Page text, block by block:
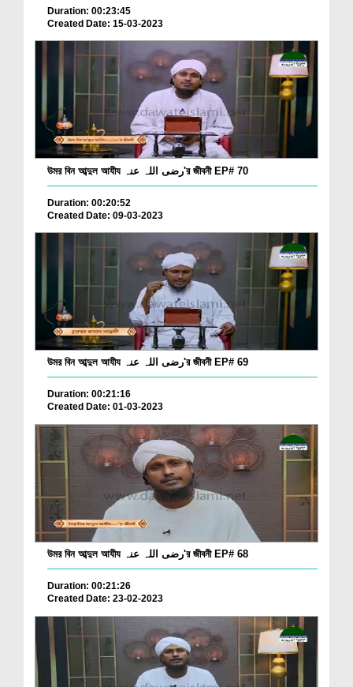
Duration: 00:23:45
Created Date: 15-03-2023
উমর বিন আব্দুল আযীয رضی اللہ عنہ'র জীবনী EP# 70
Duration: 00:20:52
Created Date: 09-03-2023
উমর বিন আব্দুল আযীয رضی اللہ عنہ'র জীবনী EP# 69
Duration: 00:21:16
Created Date: 01-03-2023
উমর বিন আব্দুল আযীয رضی اللہ عنہ'র জীবনী EP# 68
Duration: 00:21:26
Created Date: 23-02-2023